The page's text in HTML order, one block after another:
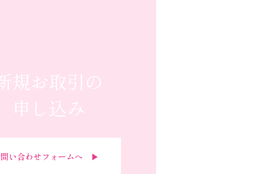
規お取引の
申し込み
い合わせフォームへ ▶︎